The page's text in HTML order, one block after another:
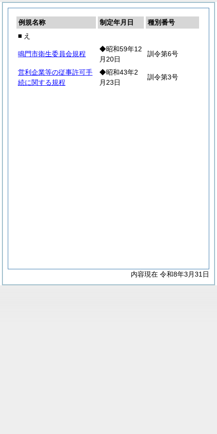
例規名称 制定年月日
種別番号
■ え
鳴門市衛生委員会規程
◆昭和59年12
月20日
訓令第6号
営利企業等の従事許可手
続に関する規程
◆昭和43年2
月23日
訓令第3号
内容現在 令和8年3月31日